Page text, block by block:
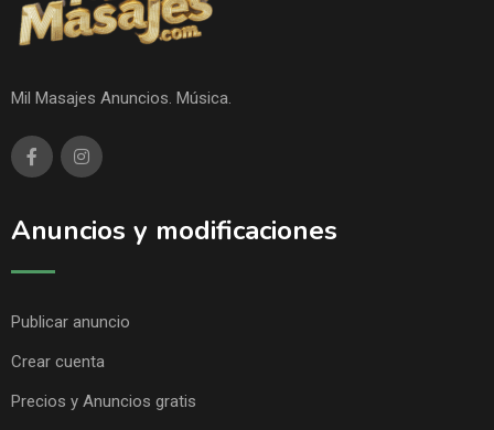
Mil Masajes Anuncios. Música.
Anuncios y modificaciones
Publicar anuncio
Crear cuenta
Precios y Anuncios gratis